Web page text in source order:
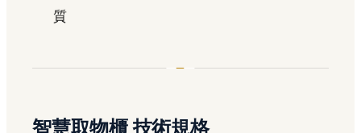
質
智慧取物櫃 技術規格